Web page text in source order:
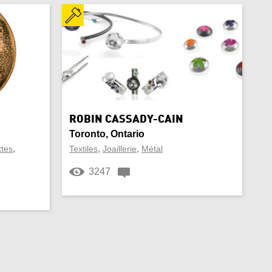
,
ROBIN CASSADY-CAIN
Toronto, Ontario
Textiles, Joaillerie, Métal
3247